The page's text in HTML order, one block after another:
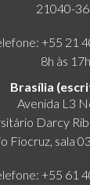
21040-
+55 21
8h às 17h
Brasília
Avenida L3
Darcy
Fiocruz, sala
+55 61